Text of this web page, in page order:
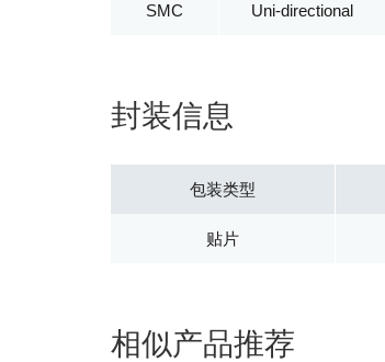
SMC Uni-directional
封装信息
包装类型
贴片
相似产品推荐